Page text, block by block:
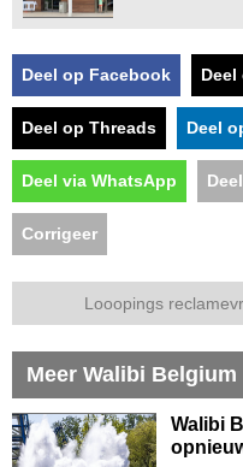
Deel op Facebook Deel
Deel op Threads Deel
Deel via WhatsApp
Corrigeer
Looopings
Meer Walibi Belgium
Walibi